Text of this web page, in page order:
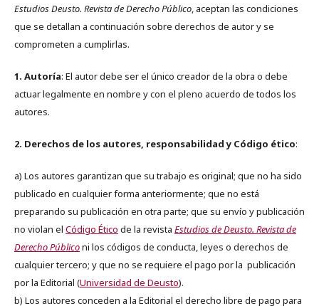
Estudios Deusto. Revista de Derecho Público, aceptan las condiciones
que se detallan a continuación sobre derechos de autor y se
comprometen a cumplirlas.
1. Autoría: El autor debe ser el único creador de la obra o debe
actuar legalmente en nombre y con el pleno acuerdo de todos los
autores.
2. Derechos de los autores, responsabilidad y Código ético:
a) Los autores garantizan que su trabajo es original; que no ha sido
publicado en cualquier forma anteriormente; que no está
preparando su publicación en otra parte; que su envío y publicación
no violan el Código Ético de la revista Estudios de Deusto. Revista de
Derecho Públiconi los códigos de conducta, leyes o derechos de
cualquier tercero; y que no se requiere el pago por la publicación
por la Editorial (Universidad de Deusto).
b) Los autores conceden a la Editorial el derecho libre de pago para